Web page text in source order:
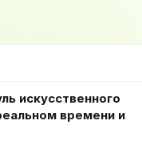
искусственного
времени и